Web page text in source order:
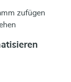
zufügen